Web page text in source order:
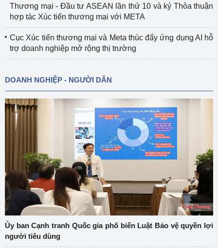
Thương mại - Đầu tư ASEAN lần thứ 10 và ký Thỏa thuận
hợp tác Xúc tiến thương mại với META
Cục Xúc tiến thương mại và Meta thúc đẩy ứng dụng AI hỗ
trợ doanh nghiệp mở rộng thị trường
DOANH NGHIỆP - NGƯỜI DÂN
Ủy ban Cạnh tranh Quốc gia phổ biến Luật Bảo vệ quyền lợi
người tiêu dùng